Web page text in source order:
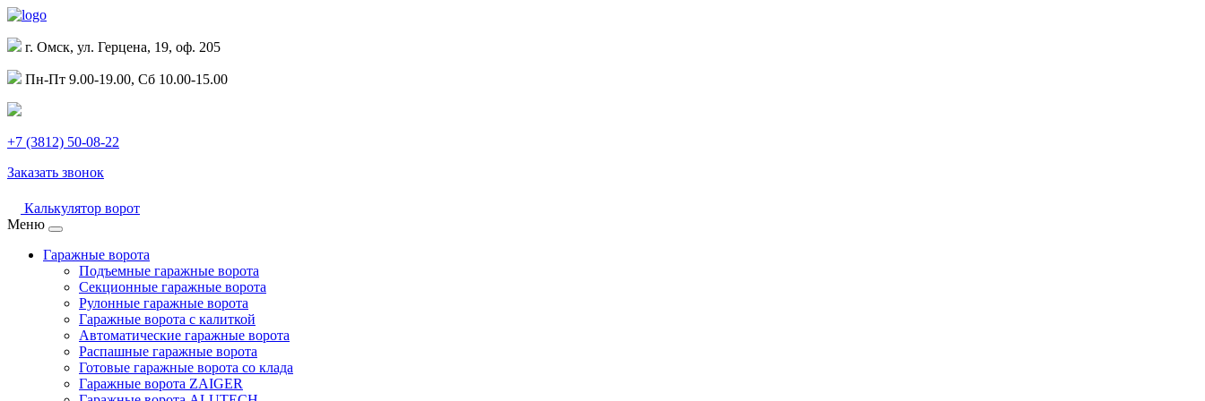
г. Омск, ул. Герцена, 19, оф. 205
Пн-Пт 9.00-19.00, Сб 10.00-15.00
+7 (3812) 50-08-22
Заказать звонок
Калькулятор ворот
Меню
Гаражные ворота
Подъемные гаражные ворота
Секционные гаражные ворота
Рулонные гаражные ворота
Гаражные ворота с калиткой
Автоматические гаражные ворота
Распашные гаражные ворота
Готовые гаражные ворота со клада
Гаражные ворота ZAIGER